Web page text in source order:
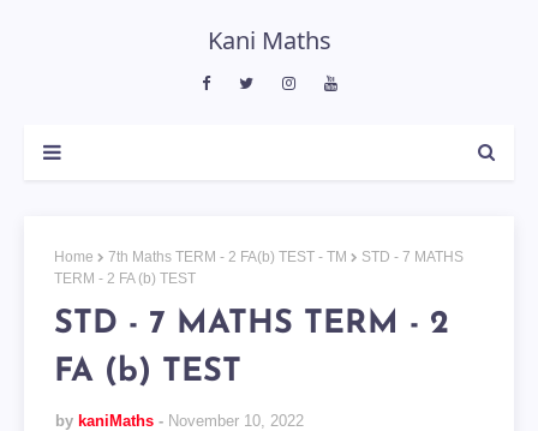
Kani Maths
Home 7th Maths TERM - 2 FA(b) TEST - TM
STD - 7 MATHS
TERM - 2 FA (b) TEST
STD - 7 MATHS TERM - 2
FA (b) TEST
by kaniMaths November 10, 2022